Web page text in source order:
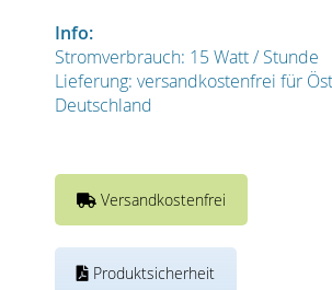
Info:
Stromverbrauch: 15 Watt / Stunde
Lieferung: versandkostenfrei für
Deutschland
Versandkostenfrei
Produktsicherheit